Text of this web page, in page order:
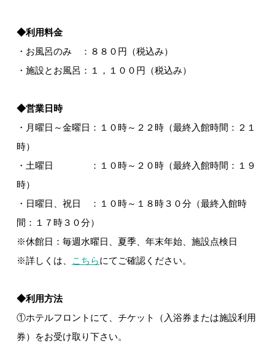
◆利用料金
・お風呂のみ ：８８０円（税込み）
・施設とお風呂：１，１００円（税込み）
◆営業日時
・月曜日～金曜日：１０時～２２時（最終入館時間：２１
時）
・土曜日 ：１０時～２０時（最終入館時間：１９
時）
・日曜日、祝日 ：１０時～１８時３０分（最終入館時
間：１７時３０分）
※休館日：毎週水曜日、夏季、年末年始、施設点検日
※詳しくは、
こちらにてご確認ください。
◆利用方法
①ホテルフロントにて、チケット（入浴券または施設利用
券）をお受け取り下さい。